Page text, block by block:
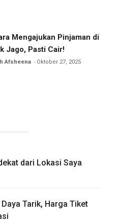
Mengajukan Pinjaman di
Jago, Pasti Cair!
Afsheena Oktober 27, 2025
dari Lokasi Saya
Tarik, Harga Tiket